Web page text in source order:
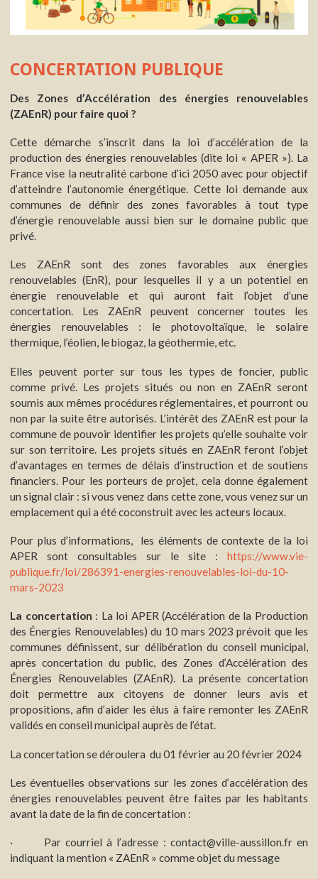
CONCERTATION PUBLIQUE
Des Zones d’Accélération des énergies renouvelables
(ZAEnR) pour faire quoi ?
Cette démarche s’inscrit dans la loi d’accélération de la
production des énergies renouvelables (dite loi « APER »). La
France vise la neutralité carbone d’ici 2050 avec pour objectif
d’atteindre l’autonomie énergétique. Cette loi demande aux
communes de définir des zones favorables à tout type
d’énergie renouvelable aussi bien sur le domaine public que
privé.
Les ZAEnR sont des zones favorables aux énergies
renouvelables (EnR), pour lesquelles il y a un potentiel en
énergie renouvelable et qui auront fait l’objet d’une
concertation. Les ZAEnR peuvent concerner toutes les
énergies renouvelables : le photovoltaïque, le solaire
thermique, l’éolien, le biogaz, la géothermie, etc.
Elles peuvent porter sur tous les types de foncier, public
comme privé. Les projets situés ou non en ZAEnR seront
soumis aux mêmes procédures réglementaires, et pourront ou
non par la suite être autorisés. L’intérêt des ZAEnR est pour la
commune de pouvoir identifier les projets qu’elle souhaite voir
sur son territoire. Les projets situés en ZAEnR feront l’objet
d’avantages en termes de délais d’instruction et de soutiens
financiers. Pour les porteurs de projet, cela donne également
un signal clair : si vous venez dans cette zone, vous venez sur un
emplacement qui a été coconstruit avec les acteurs locaux.
Pour plus d’informations, les éléments de contexte de la loi
APER sont consultables sur le site : https://www.vie-
publique.fr/loi/286391-energies-renouvelables-loi-du-10-
mars-2023
La concertation : La loi APER (Accélération de la Production
des Énergies Renouvelables) du 10 mars 2023 prévoit que les
communes définissent, sur délibération du conseil municipal,
après concertation du public, des Zones d’Accélération des
Énergies Renouvelables (ZAEnR). La présente concertation
doit permettre aux citoyens de donner leurs avis et
propositions, afin d’aider les élus à faire remonter les ZAEnR
validés en conseil municipal auprès de l’état.
La concertation se déroulera du 01 février au 20 février 2024
Les éventuelles observations sur les zones d’accélération des
énergies renouvelables peuvent être faites par les habitants
avant la date de la fin de concertation :
· Par courriel à l’adresse : contact@ville-aussillon.fr en
indiquant la mention « ZAEnR » comme objet du message